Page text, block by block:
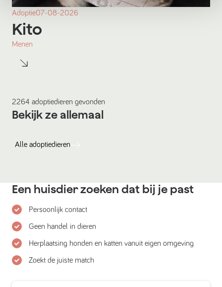
Adoptie07-08-2026
Kito
Menen
2264 adoptiedieren gevonden
Bekijk ze allemaal
Alle adoptiedieren
Een huisdier zoeken dat bij je past
Persoonlijk contact
Geen handel in dieren
Herplaatsing honden en katten vanuit eigen omgeving
Zoekt de juiste match